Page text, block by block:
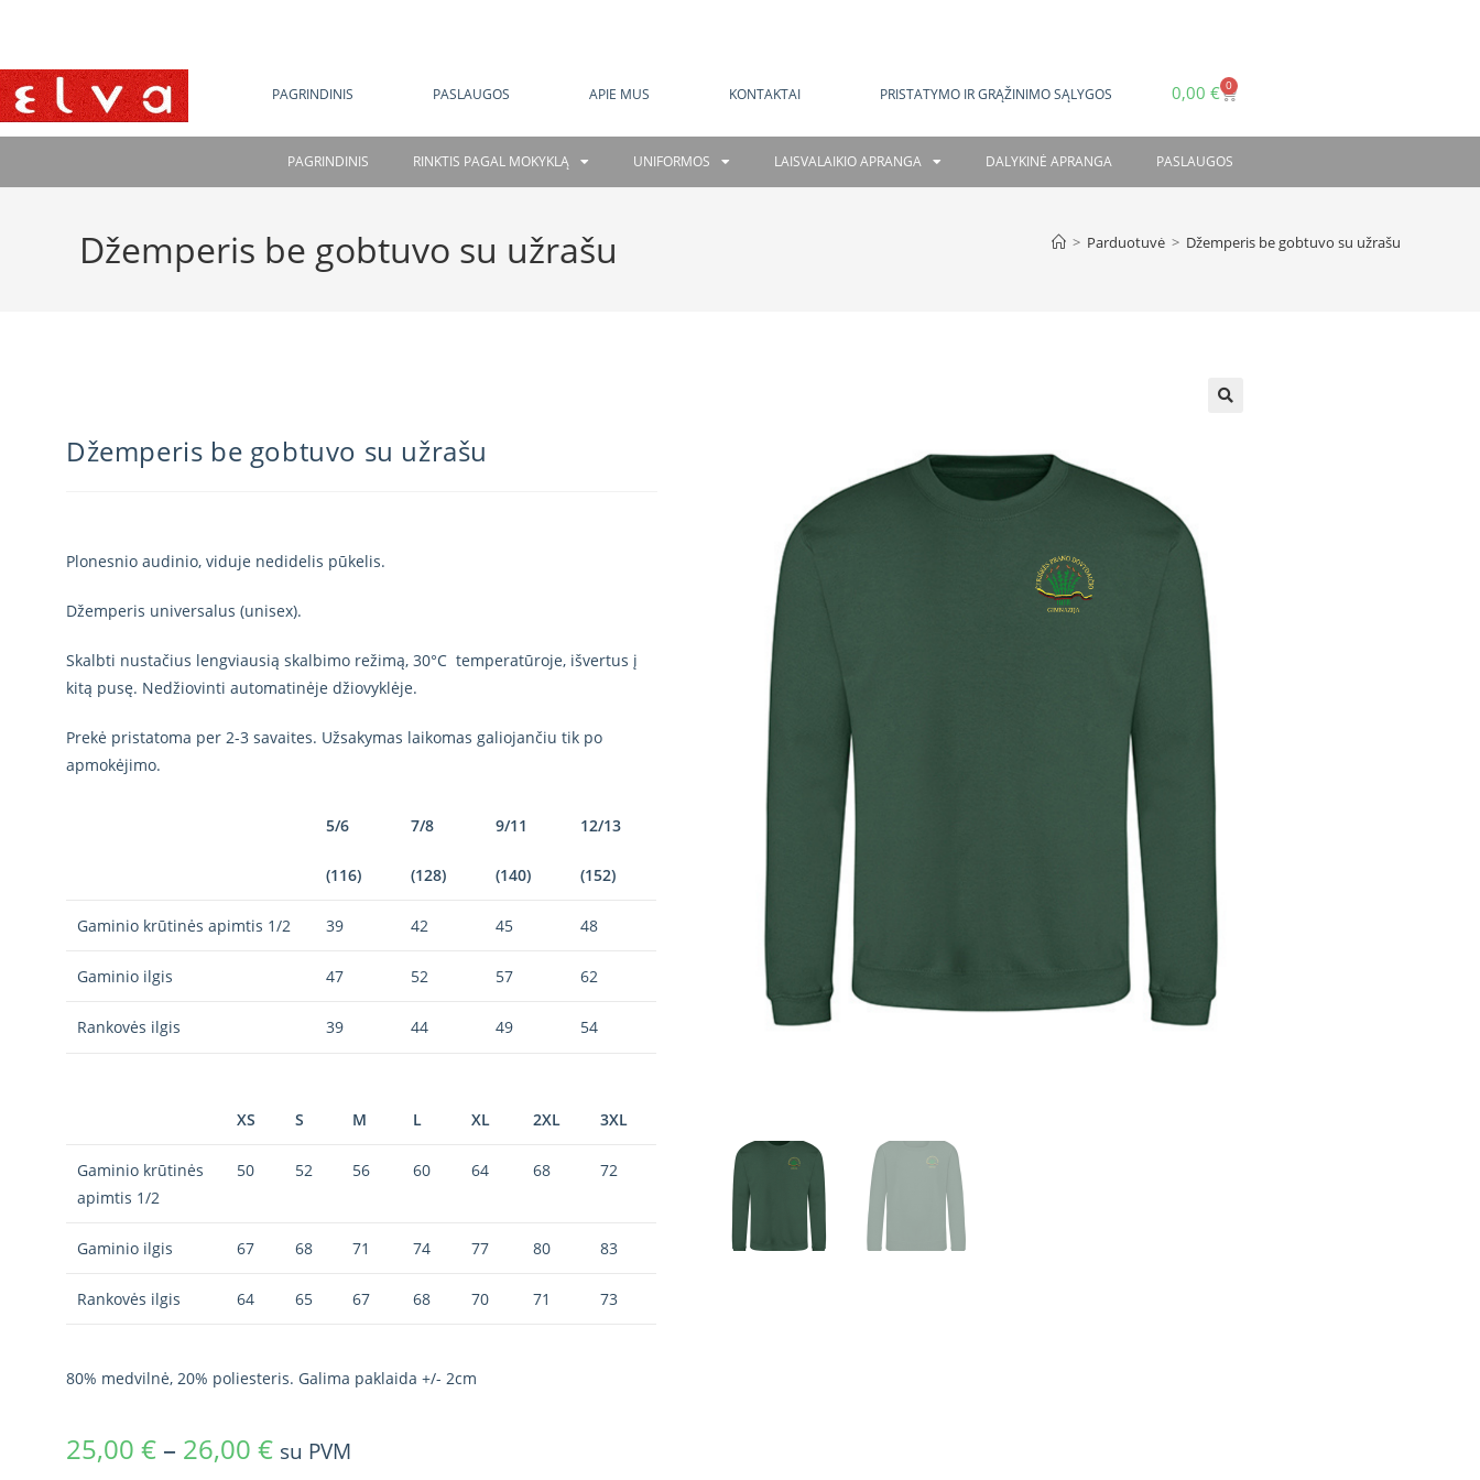
PAGRINDINIS PASLAUGOS APIE MUS KONTAKTAI PRISTATYMO IR GRĄŽINIMO SĄLYGOS 0,00 € 0
PAGRINDINIS RINKTIS PAGAL MOKYKLĄ UNIFORMOS LAISVALAIKIO APRANGA DALYKINĖ APRANGA PASLAUGOS
Džemperis be gobtuvo su užrašu > Parduotuvė > Džemperis be gobtuvo su užrašu
Džemperis be gobtuvo su užrašu
Plonesnio audinio, viduje nedidelis pūkelis.
Džemperis universalus (unisex).
Skalbti nustačius lengviausią skalbimo režimą, 30°C temperatūroje, išvertus į
kitą pusę. Nedžiovinti automatinėje džiovyklėje.
Prekė pristatoma per 2-3 savaites. Užsakymas laikomas galiojančiu tik po
apmokėjimo.
5/6
(116)
7/8
(128)
9/11
(140)
12/13
(152)
Gaminio krūtinės apimtis 1/2 39 42 45 48
Gaminio ilgis 47 52 57 62
Rankovės ilgis 39 44 49 54
XS S M L XL 2XL 3XL
Gaminio krūtinės
apimtis 1/2
50 52 56 60 64 68 72
Gaminio ilgis 67 68 71 74 77 80 83
Rankovės ilgis 64 65 67 68 70 71 73
80% medvilnė, 20% poliesteris. Galima paklaida +/- 2cm
25,00 € – 26,00 € su PVM